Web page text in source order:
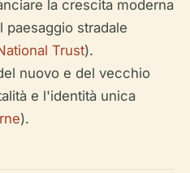
la crescita moderna
stradale
Trust).
nuovo e del vecchio
e l'identità unica
).